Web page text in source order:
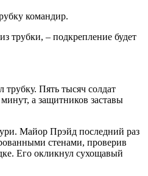
командир.
трубки, – подкрепление будет
Пять тысяч солдат
а защитников заставы
Майор Прэйд последний раз
стенами, проверив
Его окликнул сухощавый